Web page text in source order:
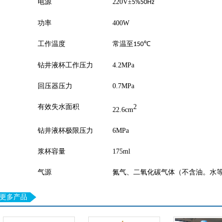
电源 220V±5%50Hz
功率 400W
工作温度 常温至 150℃
钻井液杯工作压力 4.2MPa
回压器压力 0.7MPa
有效失水面积 22.6cm2
钻井液杯极限压力 6MPa
浆杯容量 175ml
气源 氮气、二氧化碳气体（不含油。水
更多产品